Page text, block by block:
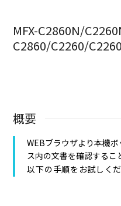
MFX-C2860N/
C2860/C2260/
概要
WEBブラウザより本機
ス内の文書を確認するこ
以下の手順をお試しくだ